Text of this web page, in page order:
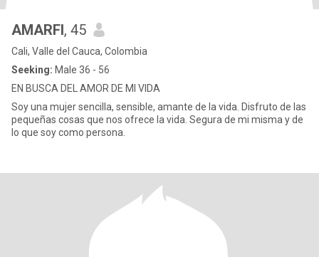
AMARFI, 45
Cali, Valle del Cauca, Colombia
Seeking: Male 36 - 56
EN BUSCA DEL AMOR DE MI VIDA
Soy una mujer sencilla, sensible, amante de la vida. Disfruto de las
pequeñas cosas que nos ofrece la vida. Segura de mi misma y de
lo que soy como persona.